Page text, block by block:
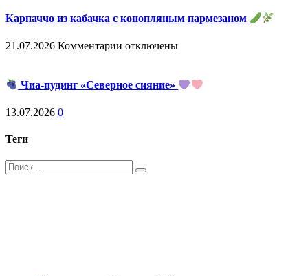
Карпаччо из кабачка с конопляным пармезаном
21.07.2026 Комментарии к
из
отключены
Чиа-пудинг «Северное сияние»
13.07.2026 0
Теги
Поиск